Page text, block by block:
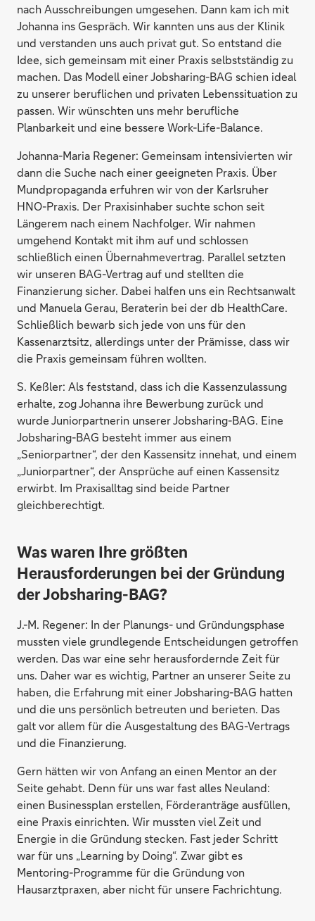
nach Ausschreibungen umgesehen. Dann kam ich mit
Johanna ins Gespräch. Wir kannten uns aus der Klinik
und verstanden uns auch privat gut. So entstand die
Idee, sich gemeinsam mit einer Praxis selbstständig zu
machen. Das Modell einer Jobsharing-BAG schien ideal
zu unserer beruflichen und privaten Lebenssituation zu
passen. Wir wünschten uns mehr berufliche
Planbarkeit und eine bessere Work-Life-Balance.
Johanna-Maria Regener: Gemeinsam intensivierten wir
dann die Suche nach einer geeigneten Praxis. Über
Mundpropaganda erfuhren wir von der Karlsruher
HNO-Praxis. Der Praxisinhaber suchte schon seit
Längerem nach einem Nachfolger. Wir nahmen
umgehend Kontakt mit ihm auf und schlossen
schließlich einen Übernahmevertrag. Parallel setzten
wir unseren BAG-Vertrag auf und stellten die
Finanzierung sicher. Dabei halfen uns ein Rechtsanwalt
und Manuela Gerau, Beraterin bei der db HealthCare.
Schließlich bewarb sich jede von uns für den
Kassenarztsitz, allerdings unter der Prämisse, dass wir
die Praxis gemeinsam führen wollten.
S. Keßler: Als feststand, dass ich die Kassenzulassung
erhalte, zog Johanna ihre Bewerbung zurück und
wurde Juniorpartnerin unserer Jobsharing-BAG. Eine
Jobsharing-BAG besteht immer aus einem
„Seniorpartner“, der den Kassensitz innehat, und einem
„Juniorpartner“, der Ansprüche auf einen Kassensitz
erwirbt. Im Praxisalltag sind beide Partner
gleichberechtigt.
Was waren Ihre größten
Herausforderungen bei der Gründung
der Jobsharing-BAG?
J.-M. Regener: In der Planungs- und Gründungsphase
mussten viele grundlegende Entscheidungen getroffen
werden. Das war eine sehr herausfordernde Zeit für
uns. Daher war es wichtig, Partner an unserer Seite zu
haben, die Erfahrung mit einer Jobsharing-BAG hatten
und die uns persönlich betreuten und berieten. Das
galt vor allem für die Ausgestaltung des BAG-Vertrags
und die Finanzierung.
Gern hätten wir von Anfang an einen Mentor an der
Seite gehabt. Denn für uns war fast alles Neuland:
einen Businessplan erstellen, Förderanträge ausfüllen,
eine Praxis einrichten. Wir mussten viel Zeit und
Energie in die Gründung stecken. Fast jeder Schritt
war für uns „Learning by Doing“. Zwar gibt es
Mentoring-Programme für die Gründung von
Hausarztpraxen, aber nicht für unsere Fachrichtung.